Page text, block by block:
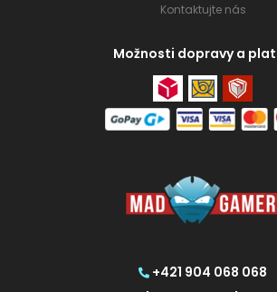
+421 904 068 068
Kontaktujte nás
Možnosti dopravy a